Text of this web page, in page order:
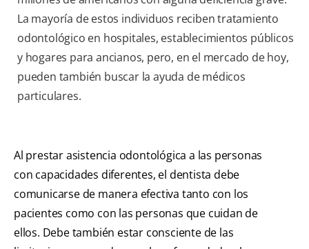
La mayoría de estos individuos reciben tratamiento
odontológico en hospitales, establecimientos públicos
y hogares para ancianos, pero, en el mercado de hoy,
pueden también buscar la ayuda de médicos
particulares.
Al prestar asistencia odontológica a las personas
con capacidades diferentes, el dentista debe
comunicarse de manera efectiva tanto con los
pacientes como con las personas que cuidan de
ellos. Debe también estar consciente de las